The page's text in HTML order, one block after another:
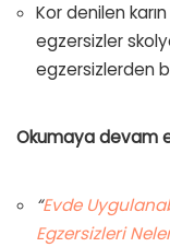
Kor denilen
egzersizler
egzersizlerden
Okumaya devam
“Evde
Egzersizleri